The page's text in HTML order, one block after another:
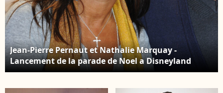
Jean-Pierre Pernaut et Nathalie Marquay -
Lancement de la parade de Noel a Disneyland
Paris. Le 10 novembre 2012